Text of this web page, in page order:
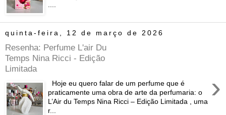
quinta-feira, 12 de março de 2026
Resenha: Perfume L'air Du
Temps Nina Ricci - Edição
Limitada
›
Hoje eu quero falar de um perfume que é
praticamente uma obra de arte da perfumaria: o
L’Air du Temps Nina Ricci – Edição Limitada , uma
r...